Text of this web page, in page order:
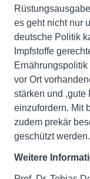
es geht nicht nur
deutsche Politik
Impfstoffe
vor Ort
stärken und
einzufordern. Mit
zudem prekär
geschützt werden.
Weitere